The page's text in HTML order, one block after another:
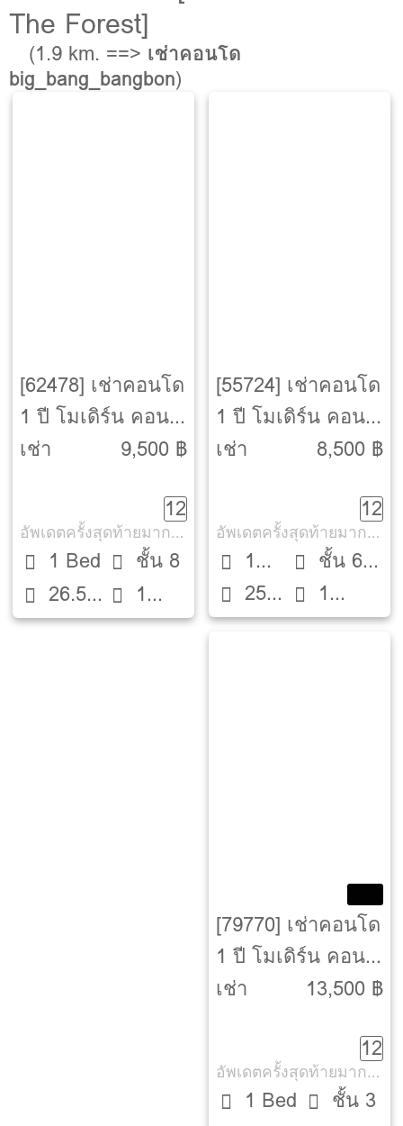
The Forest]
(1.9 km. ==> เช่าคอนโด
big_bang_bangbon)
[62478] เช่าคอนโด
1 ปี โมเดิร์น คอน
โด เดอะ ฟอเรสท์
เช่า
9,500 ฿
12
อัพเดตครั้งสุดท้ายมากกว่า 30 วัน
1 Bed
26.5
ตรม.
ชั้น 8
1
ห้องน้ำ
[55724] เช่าคอนโด
1 ปี โมเดิร์น คอน
โด เดอะ ฟอเรสท์
เช่า
8,500 ฿
12
อัพเดตครั้งสุดท้ายมากกว่า 30 วัน
1
Bed25
ตรม.
ชั้น 6
ตึก D
1
ห้องน้ำ
[79770] เช่าคอนโด
1 ปี โมเดิร์น คอน
โด เดอะ ฟอเรสท์
เช่า
13,500 ฿
12
อัพเดตครั้งสุดท้ายมากกว่า 30 วัน
1 Bed
ชั้น 3